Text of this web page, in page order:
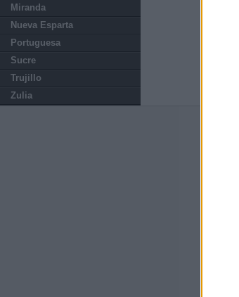
Miranda
Nueva Esparta
Portuguesa
Sucre
Trujillo
Zulia